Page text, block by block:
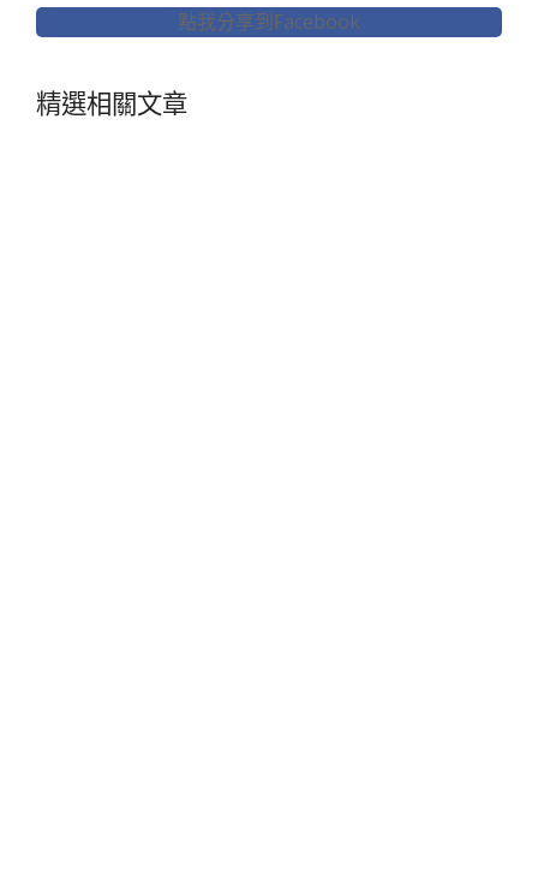
點我分享到Facebook
精選相關文章